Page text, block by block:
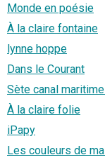
Monde en poésie
À la claire fontaine
lynne hoppe
Dans le Courant
Sète canal
À la claire folie
iPapy
Les couleurs de